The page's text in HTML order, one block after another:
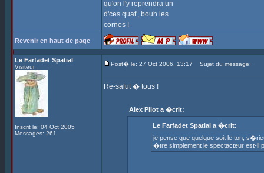
qu'on l'y reprendra un
d'ces quat', bouh les
cornes !
Revenir en haut de page
Le Farfadet Spatial
Visiteur
Inscrit le: 04 Oct 2005
Messages: 261
Post� le: 27 Oct 2006, 13:17 Sujet du message:
Re-salut � tous !
Alex Pilot a �crit:
Le Farfadet Spatial a �crit:
je pense que quelque soit le ton,
�tre simplement le spectacteur est-il